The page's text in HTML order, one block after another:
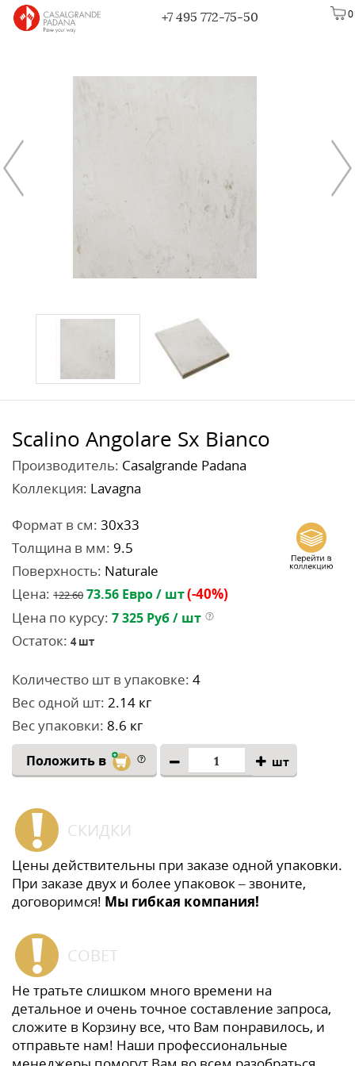
0
+7 495 772-75-50
Scalino Angolare Sx Bianco
Производитель: Casalgrande Padana
Коллекция: Lavagna
Формат в см: 30x33
Толщина в мм: 9.5
Поверхность: Naturale
Цена: 122.60 73.56 Евро / шт(-40%)
Цена по курсу: 7 325 Руб / шт
Остаток: 4шт
Количество шт в упаковке: 4
Вес одной шт: 2.14 кг
Вес упаковки: 8.6 кг
Положить в шт
СКИДКИ
Цены действительны при заказе одной упаковки.
При заказе двух и более упаковок – звоните,
договоримся! Мы гибкая компания!
СОВЕТ
Не тратьте слишком много времени на
детальное и очень точное составление запроса,
сложите в Корзину все, что Вам понравилось, и
отправьте нам! Наши профессиональные